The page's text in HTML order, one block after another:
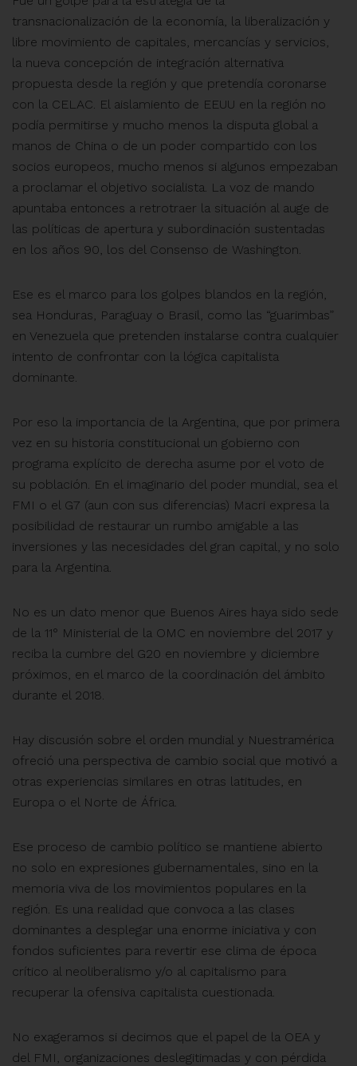
transnacionalización de la economía, la liberalización y
libre movimiento de capitales, mercancías y servicios,
la nueva concepción de integración alternativa
propuesta desde la región y que pretendía coronarse
con la CELAC. El aislamiento de EEUU en la región no
podía permitirse y mucho menos la disputa global a
manos de China o de un poder compartido con los
socios europeos, mucho menos si algunos empezaban
a proclamar el objetivo socialista. La voz de mando
apuntaba entonces a retrotraer la situación al auge de
las políticas de apertura y subordinación sustentadas
en los años 90, los del Consenso de Washington.
Ese es el marco para los golpes blandos en la región,
sea Honduras, Paraguay o Brasil, como las “guarimbas”
en Venezuela que pretenden instalarse contra cualquier
intento de confrontar con la lógica capitalista
dominante.
Por eso la importancia de la Argentina, que por primera
vez en su historia constitucional un gobierno con
programa explícito de derecha asume por el voto de
su población. En el imaginario del poder mundial, sea el
FMI o el G7 (aun con sus diferencias) Macri expresa la
posibilidad de restaurar un rumbo amigable a las
inversiones y las necesidades del gran capital, y no solo
para la Argentina.
No es un dato menor que Buenos Aires haya sido sede
de la 11° Ministerial de la OMC en noviembre del 2017 y
reciba la cumbre del G20 en noviembre y diciembre
próximos, en el marco de la coordinación del ámbito
durante el 2018.
Hay discusión sobre el orden mundial y Nuestramérica
ofreció una perspectiva de cambio social que motivó a
otras experiencias similares en otras latitudes, en
Europa o el Norte de África.
Ese proceso de cambio político se mantiene abierto
no solo en expresiones gubernamentales, sino en la
memoria viva de los movimientos populares en la
región. Es una realidad que convoca a las clases
dominantes a desplegar una enorme iniciativa y con
fondos suficientes para revertir ese clima de época
crítico al neoliberalismo y/o al capitalismo para
recuperar la ofensiva capitalista cuestionada.
No exageramos si decimos que el papel de la OEA y
del FMI, organizaciones deslegitimadas y con pérdida